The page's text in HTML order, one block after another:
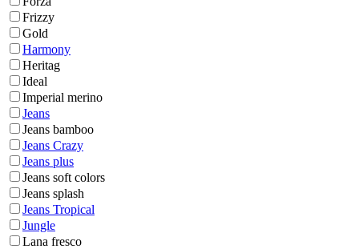
Frizzy
Gold
Harmony
Heritag
Ideal
Imperial merino
Jeans
Jeans bamboo
Jeans Crazy
Jeans plus
Jeans soft colors
Jeans splash
Jeans Tropical
Jungle
Lana fresco